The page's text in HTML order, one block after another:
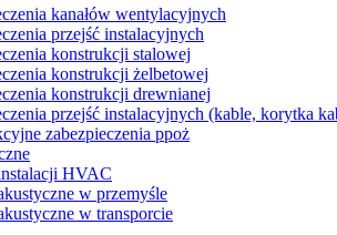
kanałów wentylacyjnych
przejść instalacyjnych
konstrukcji stalowej
konstrukcji żelbetowej
konstrukcji drewnianej
przejść instalacyjnych (kable, korytka
zabezpieczenia ppoż
HVAC
w przemyśle
w transporcie